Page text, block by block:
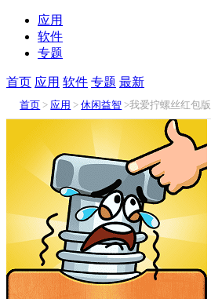
应用
软件
专题
首页 应用 软件 专题 最新
首页 > 应用 >休闲益智 >我爱拧螺丝红包版